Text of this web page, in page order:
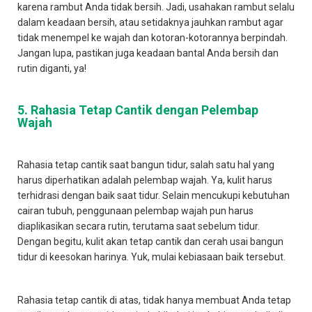
karena rambut Anda tidak bersih. Jadi, usahakan rambut selalu
dalam keadaan bersih, atau setidaknya jauhkan rambut agar
tidak menempel ke wajah dan kotoran-kotorannya berpindah.
Jangan lupa, pastikan juga keadaan bantal Anda bersih dan
rutin diganti, ya!
5. Rahasia Tetap Cantik dengan Pelembap
Wajah
Rahasia tetap cantik saat bangun tidur, salah satu hal yang
harus diperhatikan adalah pelembap wajah. Ya, kulit harus
terhidrasi dengan baik saat tidur. Selain mencukupi kebutuhan
cairan tubuh, penggunaan pelembap wajah pun harus
diaplikasikan secara rutin, terutama saat sebelum tidur.
Dengan begitu, kulit akan tetap cantik dan cerah usai bangun
tidur di keesokan harinya. Yuk, mulai kebiasaan baik tersebut.
Rahasia tetap cantik di atas, tidak hanya membuat Anda tetap